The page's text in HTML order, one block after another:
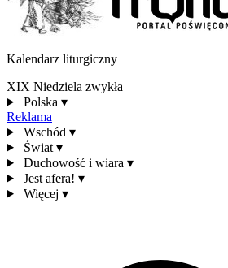
Kalendarz liturgiczny
XIX Niedziela zwykła
Polska ▾
Reklama
Wschód ▾
Świat ▾
Duchowość i wiara ▾
Jest afera! ▾
Więcej ▾